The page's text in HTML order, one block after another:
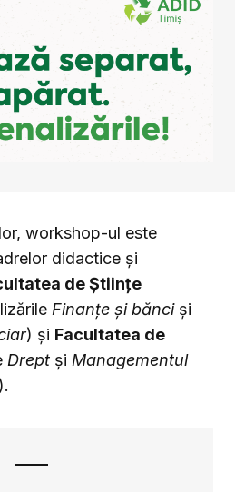
workshop-ul este
didactice și
de Științe
Finanțe și bănciși
) și Facultatea de
Drept și Managementul
).